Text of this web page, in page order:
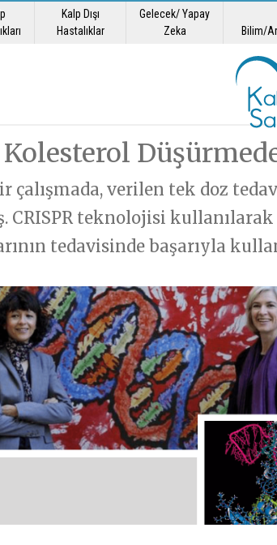
Kalp Dışı
Hastalıklar
Gelecek/ Yapay
Zeka
Bilim/
Kolesterol
çalışmada, verilen tek doz
CRISPR teknolojisi
tedavisinde başarıyla
Muayene